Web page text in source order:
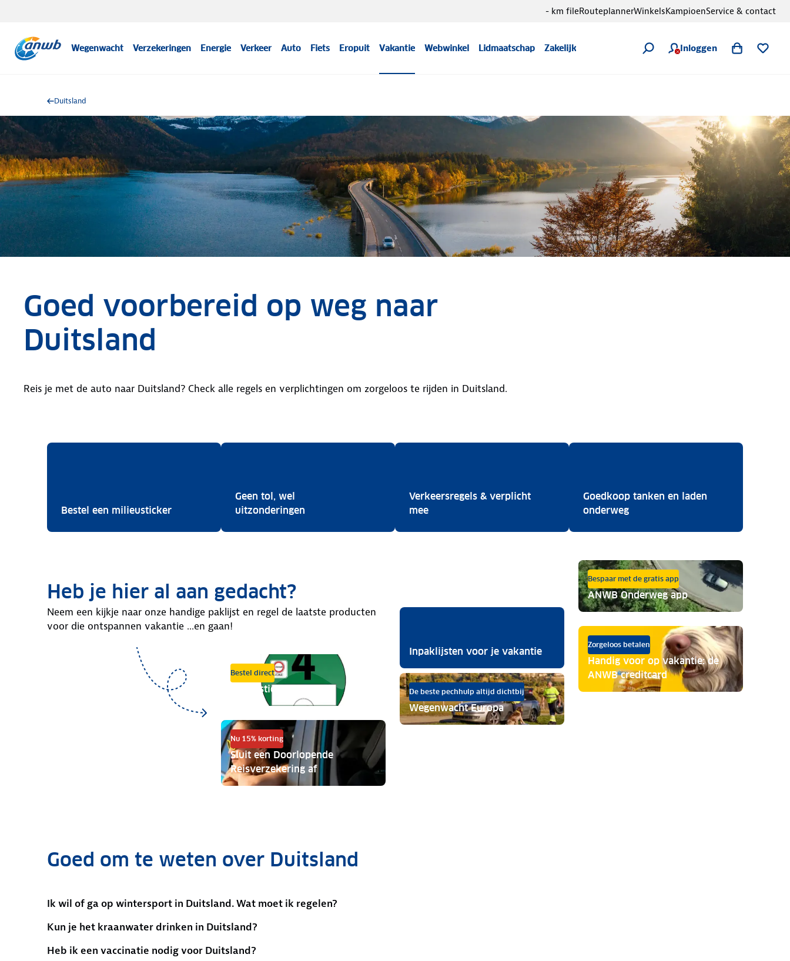
Wegenwacht Verzekeringen Energie Verkeer Auto Fiets Eropuit Vakantie Webwinkel Lidmaatschap Zakelijk Inloggen
- km fileRouteplannerWinkelsKampioenService & contact
Duitsland
Goed voorbereid op weg naar
Duitsland
Reis je met de auto naar Duitsland? Check alle regels en verplichtingen om zorgeloos te rijden in Duitsland.
Bestel een milieustickerBestel een milieusticker
Geen tol, wel
uitzonderingen Geen tol, wel uitzonderingen
Verkeersregels & verplicht
meeVerkeersregels & verplicht mee
Goedkoop tanken en laden
onderwegGoedkoop tanken en laden
Heb je hier al aan gedacht?
Neem een kijkje naar onze handige paklijst en regel de laatste producten
voor die ontspannen vakantie ...en gaan!
Bestel direct
Milieusticker
Inpaklijsten voor je vakantie
Bespaar met de gratis app
ANWB Onderweg app
Nu 15% korting
Sluit een Doorlopende
Reisverzekering af
De beste pechhulp altijd dichtbij
Wegenwacht Europa
Zorgeloos betalen
Handig voor op vakantie: de
ANWB creditcard
Goed om te weten over Duitsland
Ik wil of ga op wintersport in Duitsland. Wat moet ik regelen?
Kun je het kraanwater drinken in Duitsland?
Heb ik een vaccinatie nodig voor Duitsland?